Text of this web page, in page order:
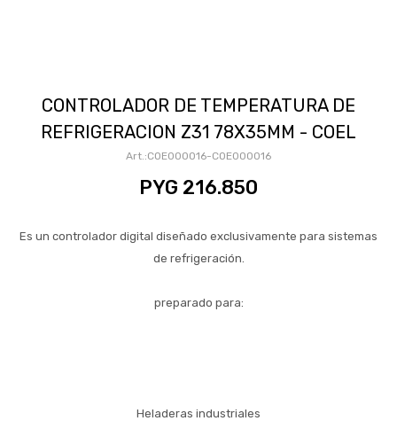
CONTROLADOR DE TEMPERATURA DE
REFRIGERACION Z31 78X35MM - COEL
COE000016-COE000016
PYG 216.850
Es un controlador digital diseñado exclusivamente para sistemas
de refrigeración.
preparado para:
Heladeras industriales